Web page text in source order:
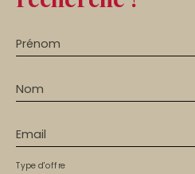
Prénom
Nom
Email
Type d'offre